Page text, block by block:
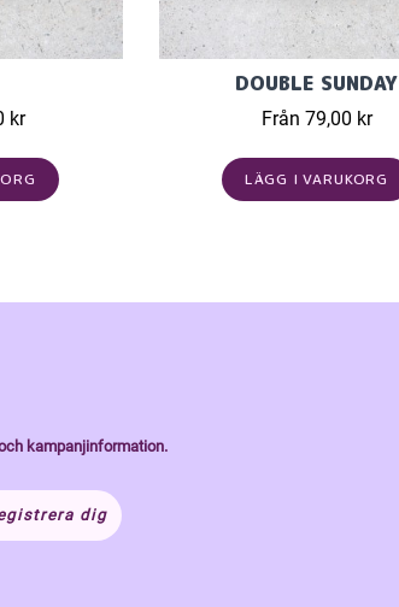
kr
DOUBLE SUNDAY
Från 79,00 kr
LÄGG I VARUKORG
kampanjinformation.
dig